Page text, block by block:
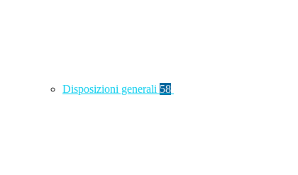
Disposizioni generali 58